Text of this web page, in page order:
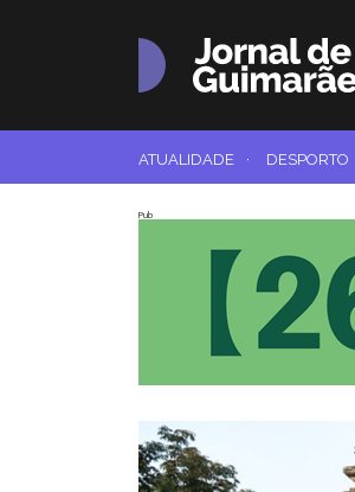
ATUALIDADE · DESPORTO
Pub